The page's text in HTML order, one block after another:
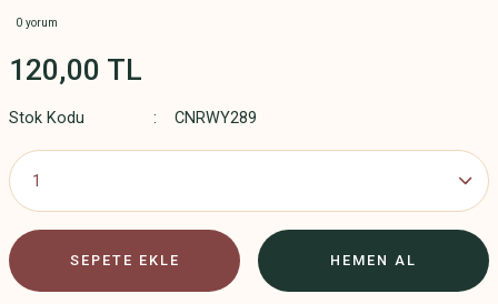
0 yorum
120,00 TL
Stok Kodu CNRWY289
SEPETE EKLE HEMEN AL